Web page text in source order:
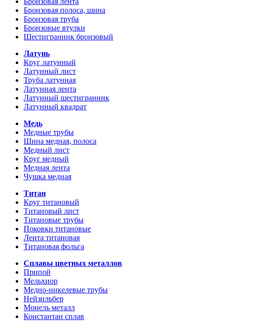
Бронзовая полоса, шина
Бронзовая труба
Бронзовые втулки
Шестигранник бронзовый
Латунь
Круг латунный
Латунный лист
Труба латунная
Латунная лента
Латунный шестигранник
Латунный квадрат
Медь
Медные трубы
Шина медная, полоса
Медный лист
Круг медный
Медная лента
Чушка медная
Титан
Круг титановый
Титановый лист
Титановые трубы
Поковки титановые
Лента титановая
Титановая фольга
Сплавы цветных металлов
Припой
Мельхиор
Медно-никелевые трубы
Нейзильбер
Монель металл
Константан сплав